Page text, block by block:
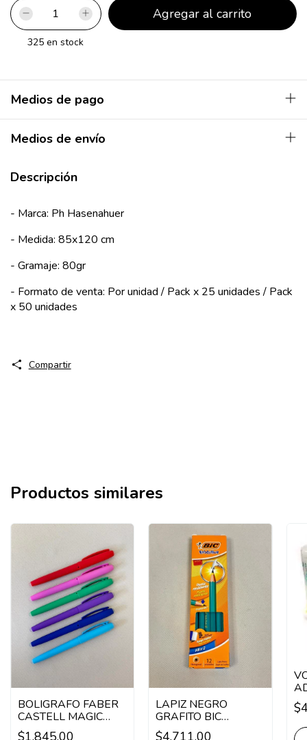
325 en stock
Medios de pago
Medios de envío
Descripción
- Marca: Ph Hasenahuer
- Medida: 85x120 cm
- Gramaje: 80gr
- Formato de venta: Por unidad / Pack x 25 unidades / Pack
x 50 unidades
Compartir
Productos similares
BOLIGRAFO FABER
CASTELL MAGIC
BORRABLE VARIOS
$1.845,00
LAPIZ NEGRO
GRAFITO BIC
EVOLUTION HB SIN
$4.711,00